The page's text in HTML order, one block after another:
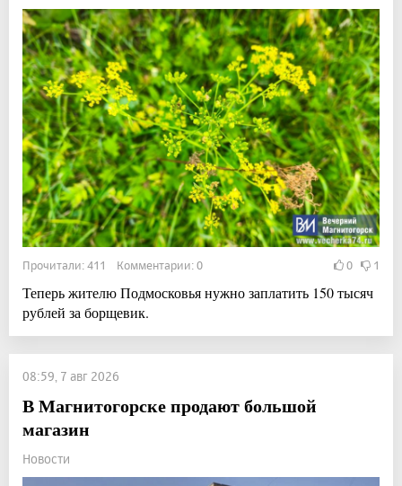
Прочитали: 411 Комментарии: 0 0 1
Теперь жителю Подмосковья нужно заплатить 150 тысяч
рублей за борщевик.
08:59, 7 авг 2026
В Магнитогорске продают большой
магазин
Новости